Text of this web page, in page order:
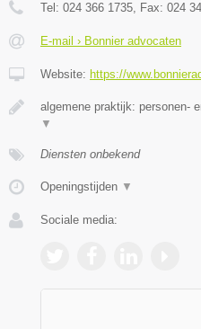
Tel: 024 366 1735, Fax: 024
E-mail › Bonnier advocaten
Website: https://
algemene praktijk: personen-
▼
Diensten onbekend
Openingstijden ▼
Sociale media: